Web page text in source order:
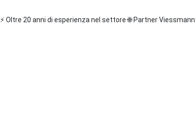
⚡ Oltre 20 anni di esperienza nel settore🌐 Partner Viessmann